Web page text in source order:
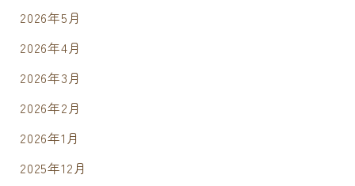
2026年5月
2026年4月
2026年3月
2026年2月
2026年1月
2025年12月